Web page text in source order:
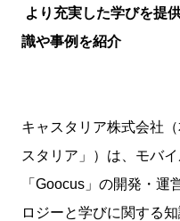
より充実した学びを提
識や事例を紹介
キャスタリア株式会社
スタリア」）は、モバ
「Goocus」の開発・運
ロジーと学びに関する